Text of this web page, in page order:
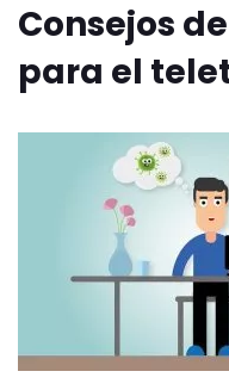
Consejos
para el